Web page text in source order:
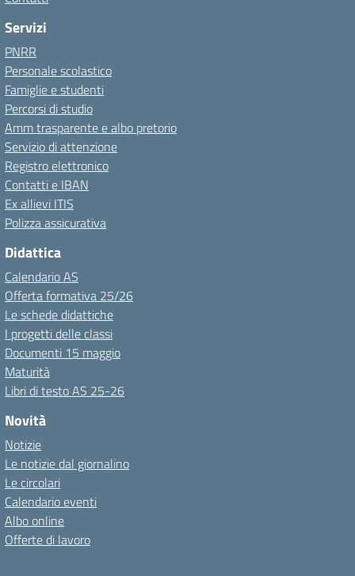
Servizi
PNRR
Personale scolastico
Famiglie e studenti
Percorsi di studio
Amm trasparente e albo pretorio
Servizio di attenzione
Registro elettronico
Contatti e IBAN
Ex allievi ITIS
Polizza assicurativa
Didattica
Calendario AS
Offerta formativa 25/26
Le schede didattiche
I progetti delle classi
Documenti 15 maggio
Maturità
Libri di testo AS 25-26
Novità
Notizie
Le notizie dal giornalino
Le circolari
Calendario eventi
Albo online
Offerte di lavoro